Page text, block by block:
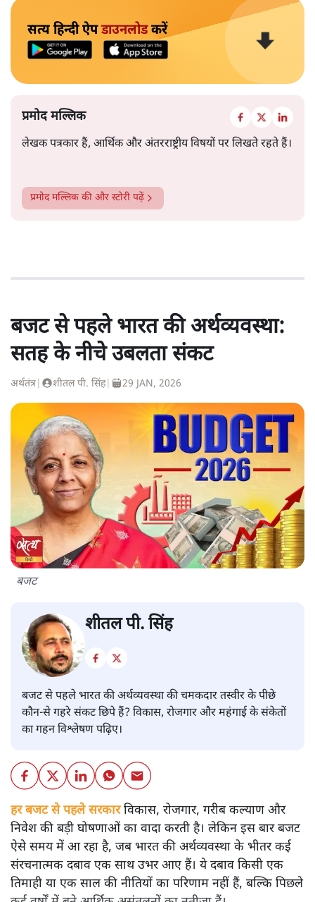
सत्य हिन्दी ऐपडाउनलोडकरें
प्रमोद मल्लिक
लेखक पत्रकार हैं, आर्थिक और अंतरराष्ट्रीय विषयों पर लिखते रहते हैं।
प्रमोद मल्लिक की और स्टोरी पढ़ें
बजट से पहले भारत की अर्थव्यवस्था:
सतह के नीचे उबलता संकट
अर्थतंत्र शीतल पी. सिंह| 29 JAN, 2026
बजट
शीतल पी. सिंह
बजट से पहले भारत की अर्थव्यवस्था की चमकदार तस्वीर के पीछे
कौन-से गहरे संकट छिपे हैं? विकास, रोजगार और महंगाई के संकेतों
का गहन विश्लेषण पढ़िए।
हर बजट से पहले सरकारविकास, रोजगार, गरीब कल्याण और
निवेश की बड़ी घोषणाओं का वादा करती है। लेकिन इस बार बजट
ऐसे समय में आ रहा है, जब भारत की अर्थव्यवस्था के भीतर कई
संरचनात्मक दबाव एक साथ उभर आए हैं। ये दबाव किसी एक
तिमाही या एक साल की नीतियों का परिणाम नहीं हैं, बल्कि पिछले